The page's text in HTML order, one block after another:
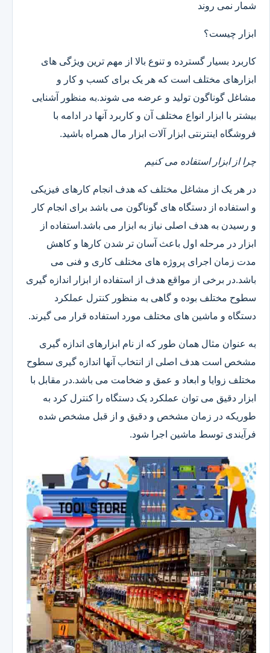
شمار نمی روند
ابزار چیست؟
کاربرد بسیار گسترده و تنوع بالا از مهم ترین ویژگی های
ابزارهای مختلف است که هر یک برای کسب و کار و
مشاغل گوناگون تولید و عرضه می شوند.به منظور آشنایی
بیشتر با ابزار انواع مختلف آن و کاربرد آنها در ادامه با
فروشگاه اینترنتی ابزار آلات ابزار مال همراه باشید.
چرا از ابزار استفاده می کنیم
در هر یک از مشاغل مختلف که هدف انجام کارهای فیزیکی
و استفاده از دستگاه های گوناگون می باشد برای انجام کار
و رسیدن به هدف اصلی نیاز به ابزار می باشد.استفاده از
ابزار در مرحله اول باعث آسان تر شدن کارها و کاهش
مدت زمان اجرای پروژه های مختلف کاری و فنی می
باشد.در برخی از مواقع هدف از استفاده از ابزار اندازه گیری
سطوح مختلف بوده و گاهی به منظور کنترل عملکرد
دستگاه و ماشین های مختلف مورد استفاده قرار می گیرند.
به عنوان مثال همان طور که از نام ابزارهای اندازه گیری
مشخص است هدف اصلی از انتخاب آنها اندازه گیری سطوح
مختلف زوایا و ابعاد و عمق و ضخامت می باشد.در مقابل با
ابزار دقیق می توان عملکرد یک دستگاه را کنترل کرد به
طوریکه در زمان مشخص و دقیق و از قبل مشخص شده
فرآیندی توسط ماشین اجرا شود.